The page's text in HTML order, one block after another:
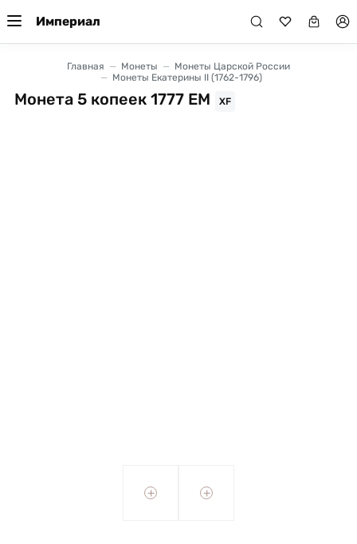
Империал
Главная Монеты
Монеты Царской России
Монеты Екатерины II (1762-1796)
Монета 5 копеек 1777 ЕМ XF
+ +